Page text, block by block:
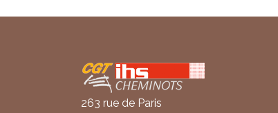
Coordonnées
263 rue de Paris